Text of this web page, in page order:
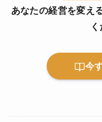
あなたの経営を変え
今